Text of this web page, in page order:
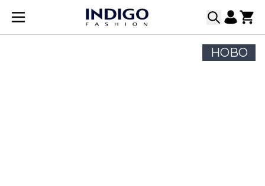
Прескачане към съдържанието
НОВО